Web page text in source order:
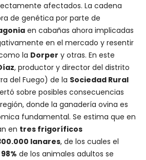
afectados. La cadena
de genética por parte de
en cabañas ahora implicadas
en el mercado y resentir
la Dorper y otras. En este
, productor y director del distrito
del Fuego) de la Sociedad Rural
sobre posibles consecuencias
donde la ganadería ovina es
fundamental. Se estima que en
en tres frigoríficos
lanares, de los cuales el
98% de los animales adultos se